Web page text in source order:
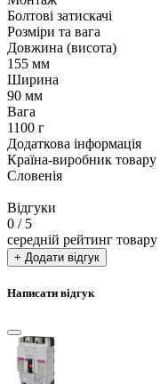
Болтові затискачі
Розміри та вага
Довжина (висота)
155 мм
Ширина
90 мм
Вага
1100 г
Додаткова інформація
Країна-виробник товару
Словенія
Відгуки
0 / 5
середній рейтинг товару
+ Додати відгук
Написати відгук